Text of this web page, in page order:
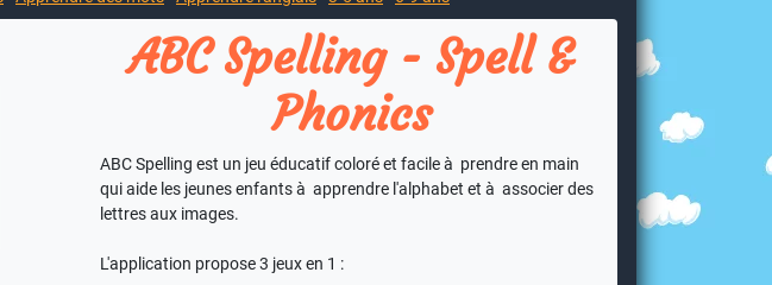
ABC Spelling - Spell &
Phonics
ABC Spelling est un jeu éducatif coloré et facile à prendre en main
qui aide les jeunes enfants à apprendre l'alphabet et à associer des
lettres aux images.
L'application propose 3 jeux en 1 :